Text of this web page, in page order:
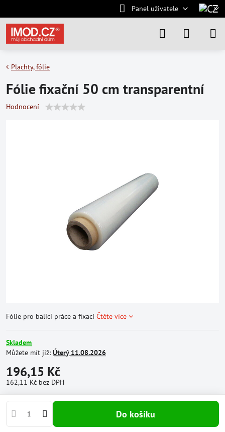
Panel uživatele
Plachty, fólie
Fólie fixační 50 cm transparentní
Hodnocení
Fólie pro balící práce a fixaci Čtěte více
Skladem
Můžete mít již: Úterý11.08.2026
196,15 Kč
162,11 Kč bez DPH
Do košíku